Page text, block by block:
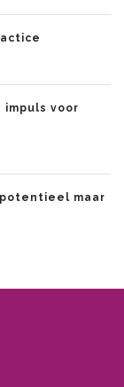
impuls voor
maar